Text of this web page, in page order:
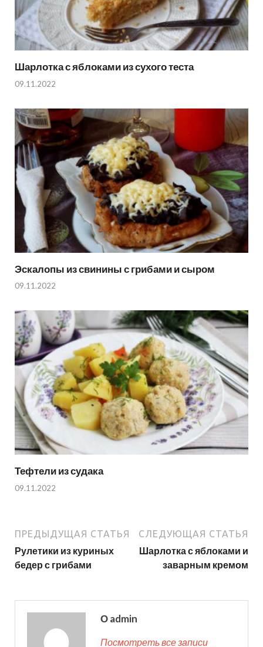
Шарлотка с яблоками из сухого теста
09.11.2022
Эскалопы из свинины с грибами и сыром
09.11.2022
Тефтели из судака
09.11.2022
ПРЕДЫДУЩАЯ СТАТЬЯ
Рулетики из куриных
бедер с грибами
СЛЕДУЮЩАЯ СТАТЬЯ
Шарлотка с яблоками и
заварным кремом
О admin
Посмотреть все записи